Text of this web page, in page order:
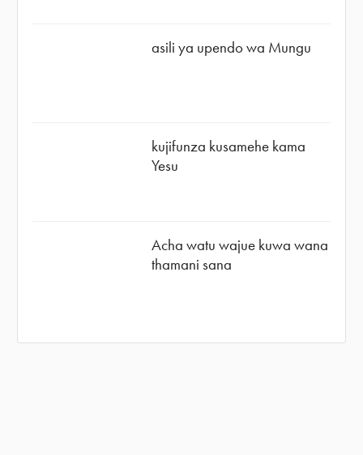
asili ya upendo wa Mungu
kujifunza kusamehe kama
Yesu
Acha watu wajue kuwa wana
thamani sana